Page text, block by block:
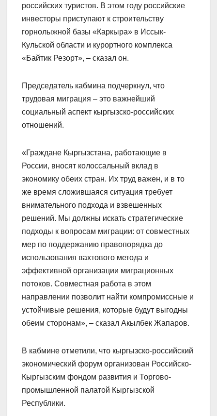
российских туристов. В этом году российские
инвесторы приступают к строительству
горнолыжной базы «Каркыра» в Иссык-
Кульской области и курортного комплекса
«Байтик Резорт», – сказал он.
Председатель кабмина подчеркнул, что
трудовая миграция – это важнейший
социальный аспект кыргызско-российских
отношений.
«Граждане Кыргызстана, работающие в
России, вносят колоссальный вклад в
экономику обеих стран. Их труд важен, и в то
же время сложившаяся ситуация требует
внимательного подхода и взвешенных
решений. Мы должны искать стратегические
подходы к вопросам миграции: от совместных
мер по поддержанию правопорядка до
использования вахтового метода и
эффективной организации миграционных
потоков. Совместная работа в этом
направлении позволит найти компромиссные и
устойчивые решения, которые будут выгодны
обеим сторонам», – сказал Акылбек Жапаров.
В кабмине отметили, что кыргызско-российский
экономический форум организован Российско-
Кыргызским фондом развития и Торгово-
промышленной палатой Кыргызской
Республики.